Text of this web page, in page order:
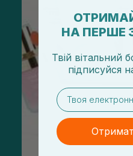
НА ПЕРШЕ
Твій вітальний
підписуйся
email